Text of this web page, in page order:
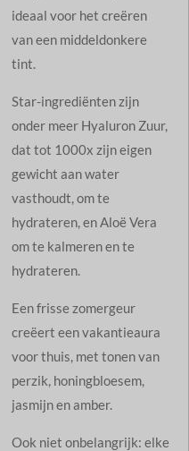
ideaal voor het creëren
van een middeldonkere
tint.
Star-ingrediënten zijn
onder meer Hyaluron Zuur,
dat tot 1000x zijn eigen
gewicht aan water
vasthoudt, om te
hydrateren, en Aloë Vera
om te kalmeren en te
hydrateren.
Een frisse zomergeur
creëert een vakantieaura
voor thuis, met tonen van
perzik, honingbloesem,
jasmijn en amber.
Ook niet onbelangrijk: elke